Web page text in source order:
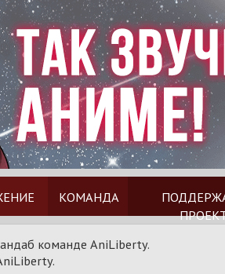
КОМАНДА
команде AniLiberty.